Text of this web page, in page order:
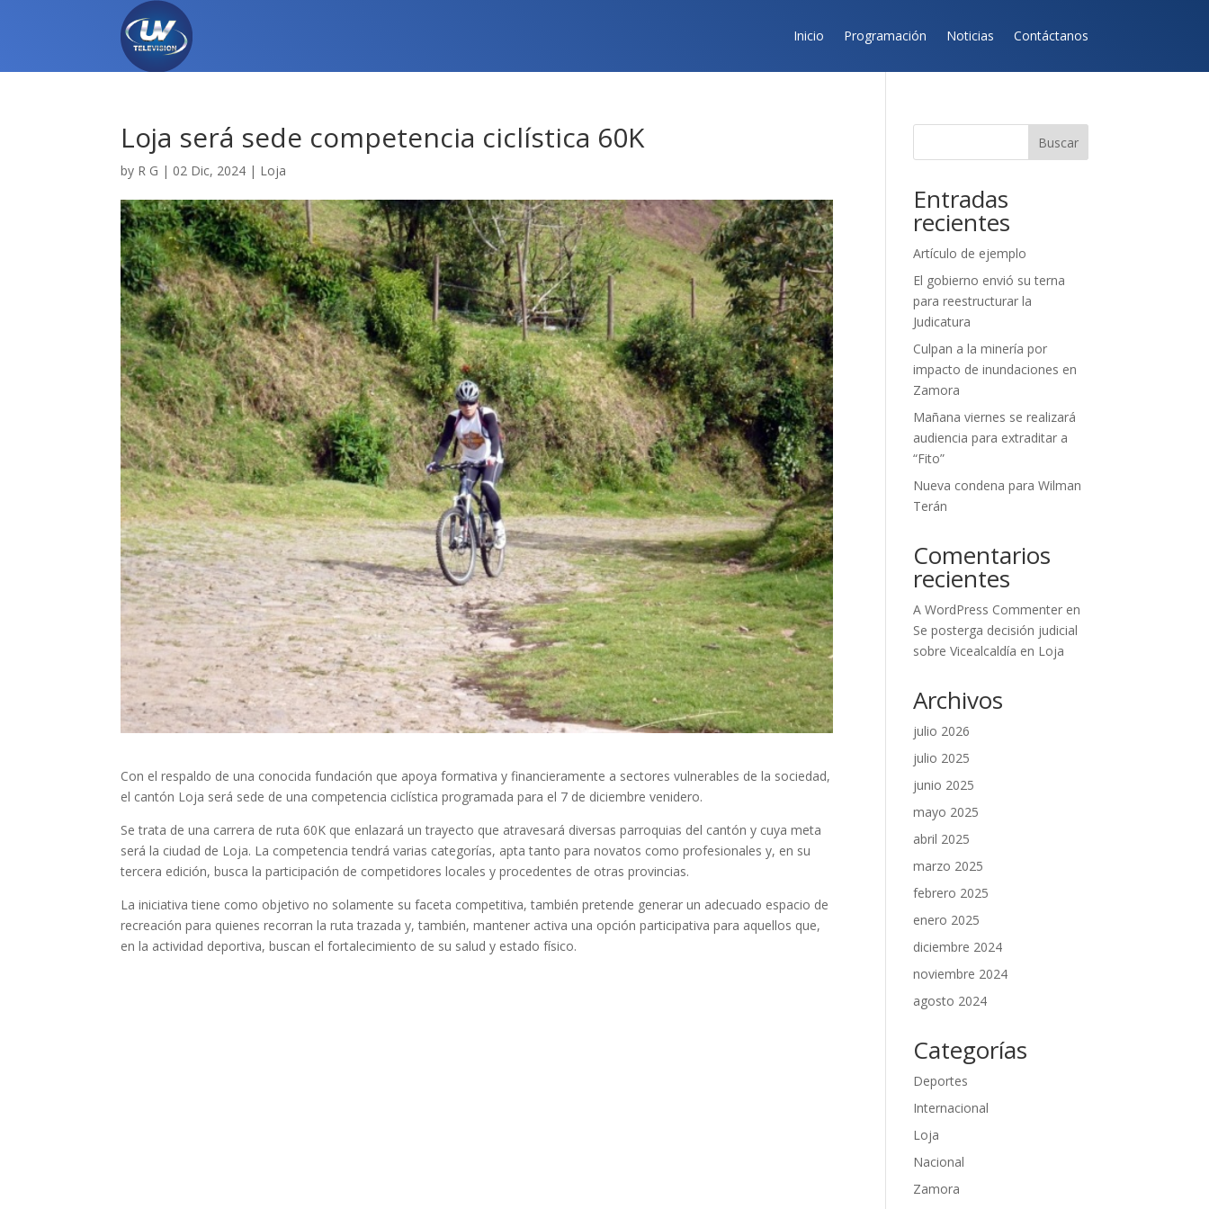
Inicio Programación Noticias Contáctanos
Loja será sede competencia ciclística 60K
by R G | 02 Dic, 2024 | Loja
Con el respaldo de una conocida fundación que apoya formativa y financieramente a sectores vulnerables de la sociedad,
el cantón Loja será sede de una competencia ciclística programada para el 7 de diciembre venidero.
Se trata de una carrera de ruta 60K que enlazará un trayecto que atravesará diversas parroquias del cantón y cuya meta
será la ciudad de Loja. La competencia tendrá varias categorías, apta tanto para novatos como profesionales y, en su
tercera edición, busca la participación de competidores locales y procedentes de otras provincias.
La iniciativa tiene como objetivo no solamente su faceta competitiva, también pretende generar un adecuado espacio de
recreación para quienes recorran la ruta trazada y, también, mantener activa una opción participativa para aquellos que,
en la actividad deportiva, buscan el fortalecimiento de su salud y estado físico.
Buscar
Entradas
recientes
Artículo de ejemplo
El gobierno envió su terna
para reestructurar la
Judicatura
Culpan a la minería por
impacto de inundaciones en
Zamora
Mañana viernes se realizará
audiencia para extraditar a
“Fito”
Nueva condena para Wilman
Terán
Comentarios
recientes
A WordPress Commenter en
Se posterga decisión judicial
sobre Vicealcaldía en Loja
Archivos
julio 2026
julio 2025
junio 2025
mayo 2025
abril 2025
marzo 2025
febrero 2025
enero 2025
diciembre 2024
noviembre 2024
agosto 2024
Categorías
Deportes
Internacional
Loja
Nacional
Zamora